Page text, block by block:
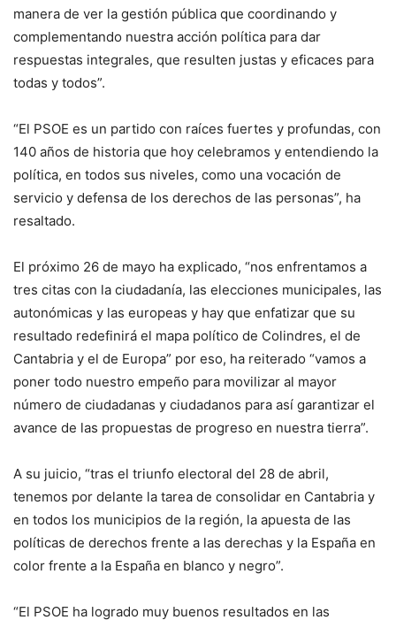
manera de ver la gestión pública que coordinando y
complementando nuestra acción política para dar
respuestas integrales, que resulten justas y eficaces para
todas y todos”.
“El PSOE es un partido con raíces fuertes y profundas, con
140 años de historia que hoy celebramos y entendiendo la
política, en todos sus niveles, como una vocación de
servicio y defensa de los derechos de las personas”, ha
resaltado.
El próximo 26 de mayo ha explicado, “nos enfrentamos a
tres citas con la ciudadanía, las elecciones municipales, las
autonómicas y las europeas y hay que enfatizar que su
resultado redefinirá el mapa político de Colindres, el de
Cantabria y el de Europa” por eso, ha reiterado “vamos a
poner todo nuestro empeño para movilizar al mayor
número de ciudadanas y ciudadanos para así garantizar el
avance de las propuestas de progreso en nuestra tierra”.
A su juicio, “tras el triunfo electoral del 28 de abril,
tenemos por delante la tarea de consolidar en Cantabria y
en todos los municipios de la región, la apuesta de las
políticas de derechos frente a las derechas y la España en
color frente a la España en blanco y negro”.
“El PSOE ha logrado muy buenos resultados en las